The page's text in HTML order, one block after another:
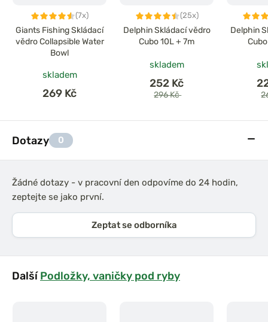
(7x)
Giants Fishing Skládací
vědro Collapsible Water
Bowl
skladem
269 Kč
(25x)
Delphin Skládací vědro
Cubo 10L + 7m
skladem
252 Kč
296 Kč
Delphin
Dotazy 0
Žádné dotazy - v pracovní den odpovíme do 24 hodin,
zeptejte se jako první.
Zeptat se odborníka
DalšíPodložky, vaničky pod ryby